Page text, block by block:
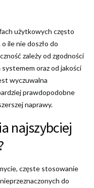
użytkowych często
ile nie doszło do
zależy od zgodności
oraz od jakości
wyczuwalna
prawdopodobne
naprawy.
najszybciej
częste stosowanie
do